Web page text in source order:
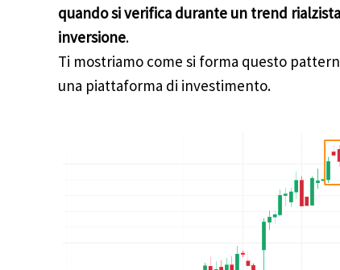
quando si verifica durante un trend
inversione.
Ti mostriamo come si forma questo
una piattaforma di investimento.